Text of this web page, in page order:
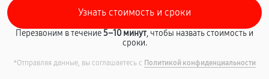
Перезвоним в течение5–10 минут, чтобы назвать стоимость и
сроки.
*Отправляя данные, вы соглашаетесь с Политикой конфиденциальности